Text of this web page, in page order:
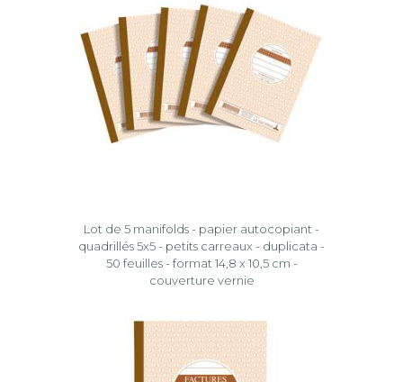
Lot de 5 manifolds - papier autocopiant -
quadrillés 5x5 - petits carreaux - duplicata -
50 feuilles - format 14,8 x 10,5 cm -
couverture vernie